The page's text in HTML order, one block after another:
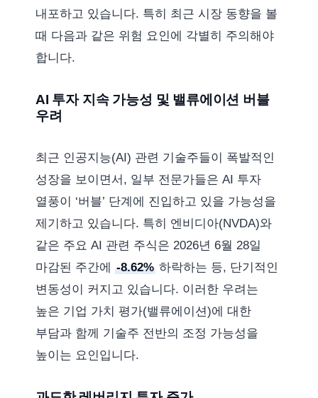
내포하고 있습니다. 특히 최근 시장 동향을 볼
때 다음과 같은 위험 요인에 각별히 주의해야
합니다.
AI 투자 지속 가능성 및 밸류에이션 버블
우려
최근 인공지능(AI) 관련 기술주들이 폭발적인
성장을 보이면서, 일부 전문가들은 AI 투자
열풍이 ‘버블’ 단계에 진입하고 있을 가능성을
제기하고 있습니다. 특히 엔비디아(NVDA)와
같은 주요 AI 관련 주식은 2026년 6월 28일
마감된 주간에 -8.62% 하락하는 등, 단기적인
변동성이 커지고 있습니다. 이러한 우려는
높은 기업 가치 평가(밸류에이션)에 대한
부담과 함께 기술주 전반의 조정 가능성을
높이는 요인입니다.